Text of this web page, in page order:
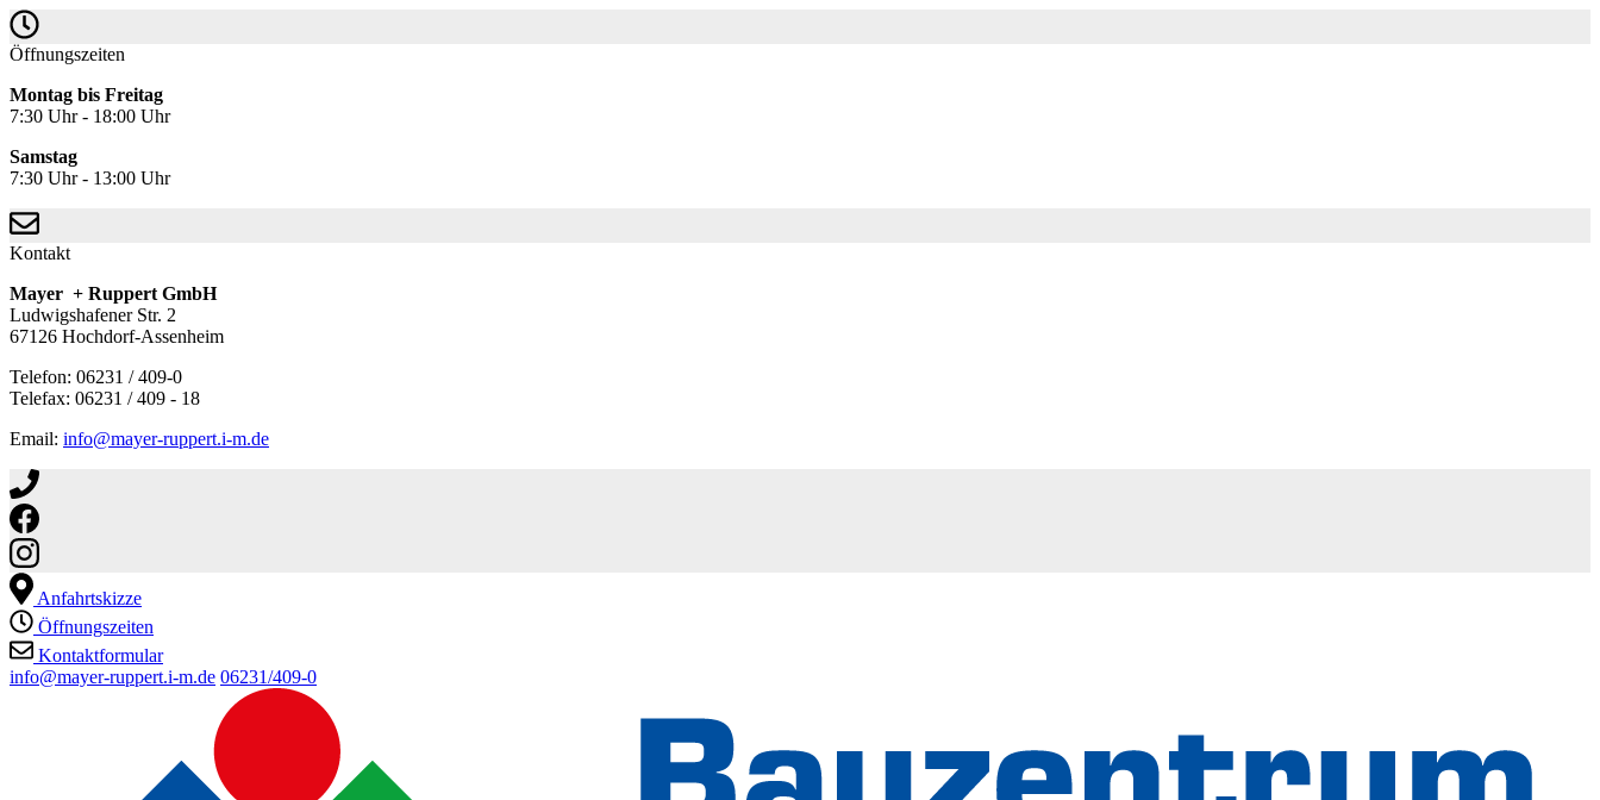
Öffnungszeiten
Montag bis Freitag
7:30 Uhr - 18:00 Uhr
Samstag
7:30 Uhr - 13:00 Uhr
Kontakt
Mayer + Ruppert GmbH
Ludwigshafener Str. 2
67126 Hochdorf-Assenheim
Telefon: 06231 / 409-0
Telefax: 06231 / 409 - 18
Email: info@mayer-ruppert.i-m.de
Anfahrtskizze
Öffnungszeiten
Kontaktformular
info@mayer-ruppert.i-m.de 06231/409-0